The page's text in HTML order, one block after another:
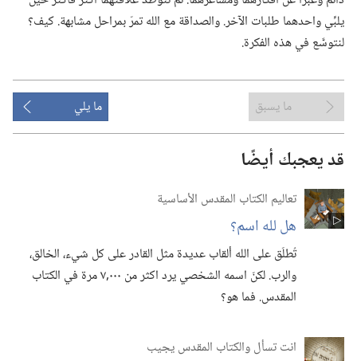
يلبِّي واحدهما طلبات الآخر.‏ والصداقة مع الله تمرّ بمراحل مشابهة.‏ كيف؟‏
لنتوسَّع في هذه الفكرة.‏
ما يسبق ما يلي
قد يعجبك أيضًا
تعاليم الكتاب المقدس الأساسية
هل لله اسم؟‏
تُطلَق على الله ألقاب عديدة مثل القادر على كل شيء،‏ الخالق،‏
والرب.‏ لكنّ اسمه الشخصي يرد اكثر من ٠٠٠‏,٧ مرة في الكتاب
المقدس.‏ فما هو؟‏
انت تسأل والكتاب المقدس يجيب